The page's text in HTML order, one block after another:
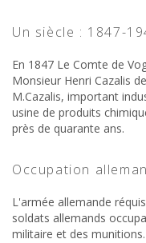
Un siècle : 1847-
En 1847 Le Comte de
Monsieur Henri Cazalis
M.Cazalis, important
usine de produits
près de quarante ans.
Occupation
L'armée allemande
soldats allemands
militaire et des